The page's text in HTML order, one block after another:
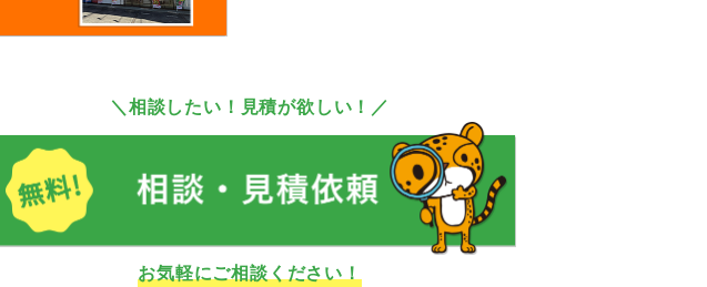
＼相談したい！見積が欲しい！／
お気軽にご相談ください！